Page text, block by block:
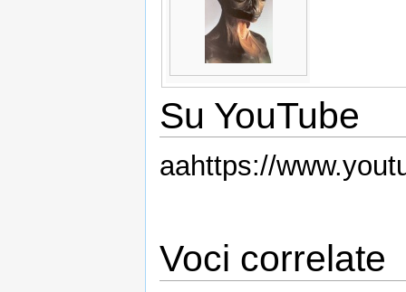
Su YouTube
aahttps://
Voci correlate